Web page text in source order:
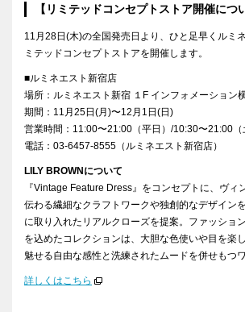
【リミテッドコンセプトストア開催につ
11月28日(木)の全国発売日より、ひと足早くルミ
ミテッドコンセプトストアを開催します。
■ルミネエスト新宿店
場所：ルミネエスト新宿 １F インフォメーション
期間：11⽉25⽇(月)〜12⽉1⽇(日)
営業時間：11:00〜21:00（平⽇）/10:30〜21:00（
電話：03-6457-8555（ルミネエスト新宿店）
LILY BROWNについて
『Vintage Feature Dress』をコンセプトに、ヴィ
伝わる繊細なクラフトワークや独創的なデザイン
に取り入れたリアルクローズを提案。ファッショ
を込めたコレクションは、大胆な色使いや目を楽
魅せる自由な感性と洗練されたムードを併せもつ
詳しくはこちら